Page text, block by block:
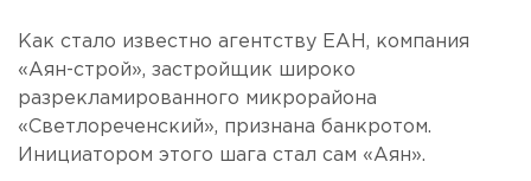
Как стало известно агентству ЕАН, компания
«Аян-строй», застройщик широко
разрекламированного микрорайона
«Светлореченский», признана банкротом.
Инициатором этого шага стал сам «Аян».